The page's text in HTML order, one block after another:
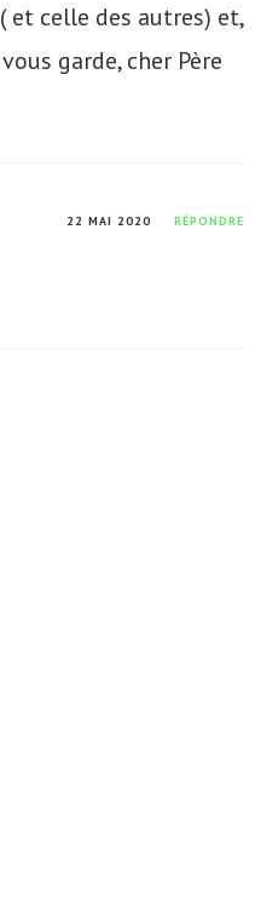
et celle des autres) et,
garde, cher Père
22 MAI 2020 RÉPONDRE